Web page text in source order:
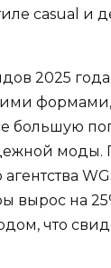
casual и
2025
большую
моды.
вырос на
что